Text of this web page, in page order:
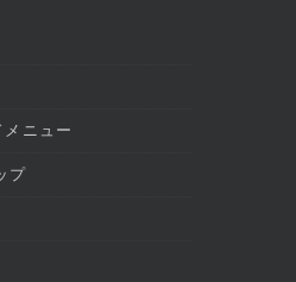
メニュー
プ